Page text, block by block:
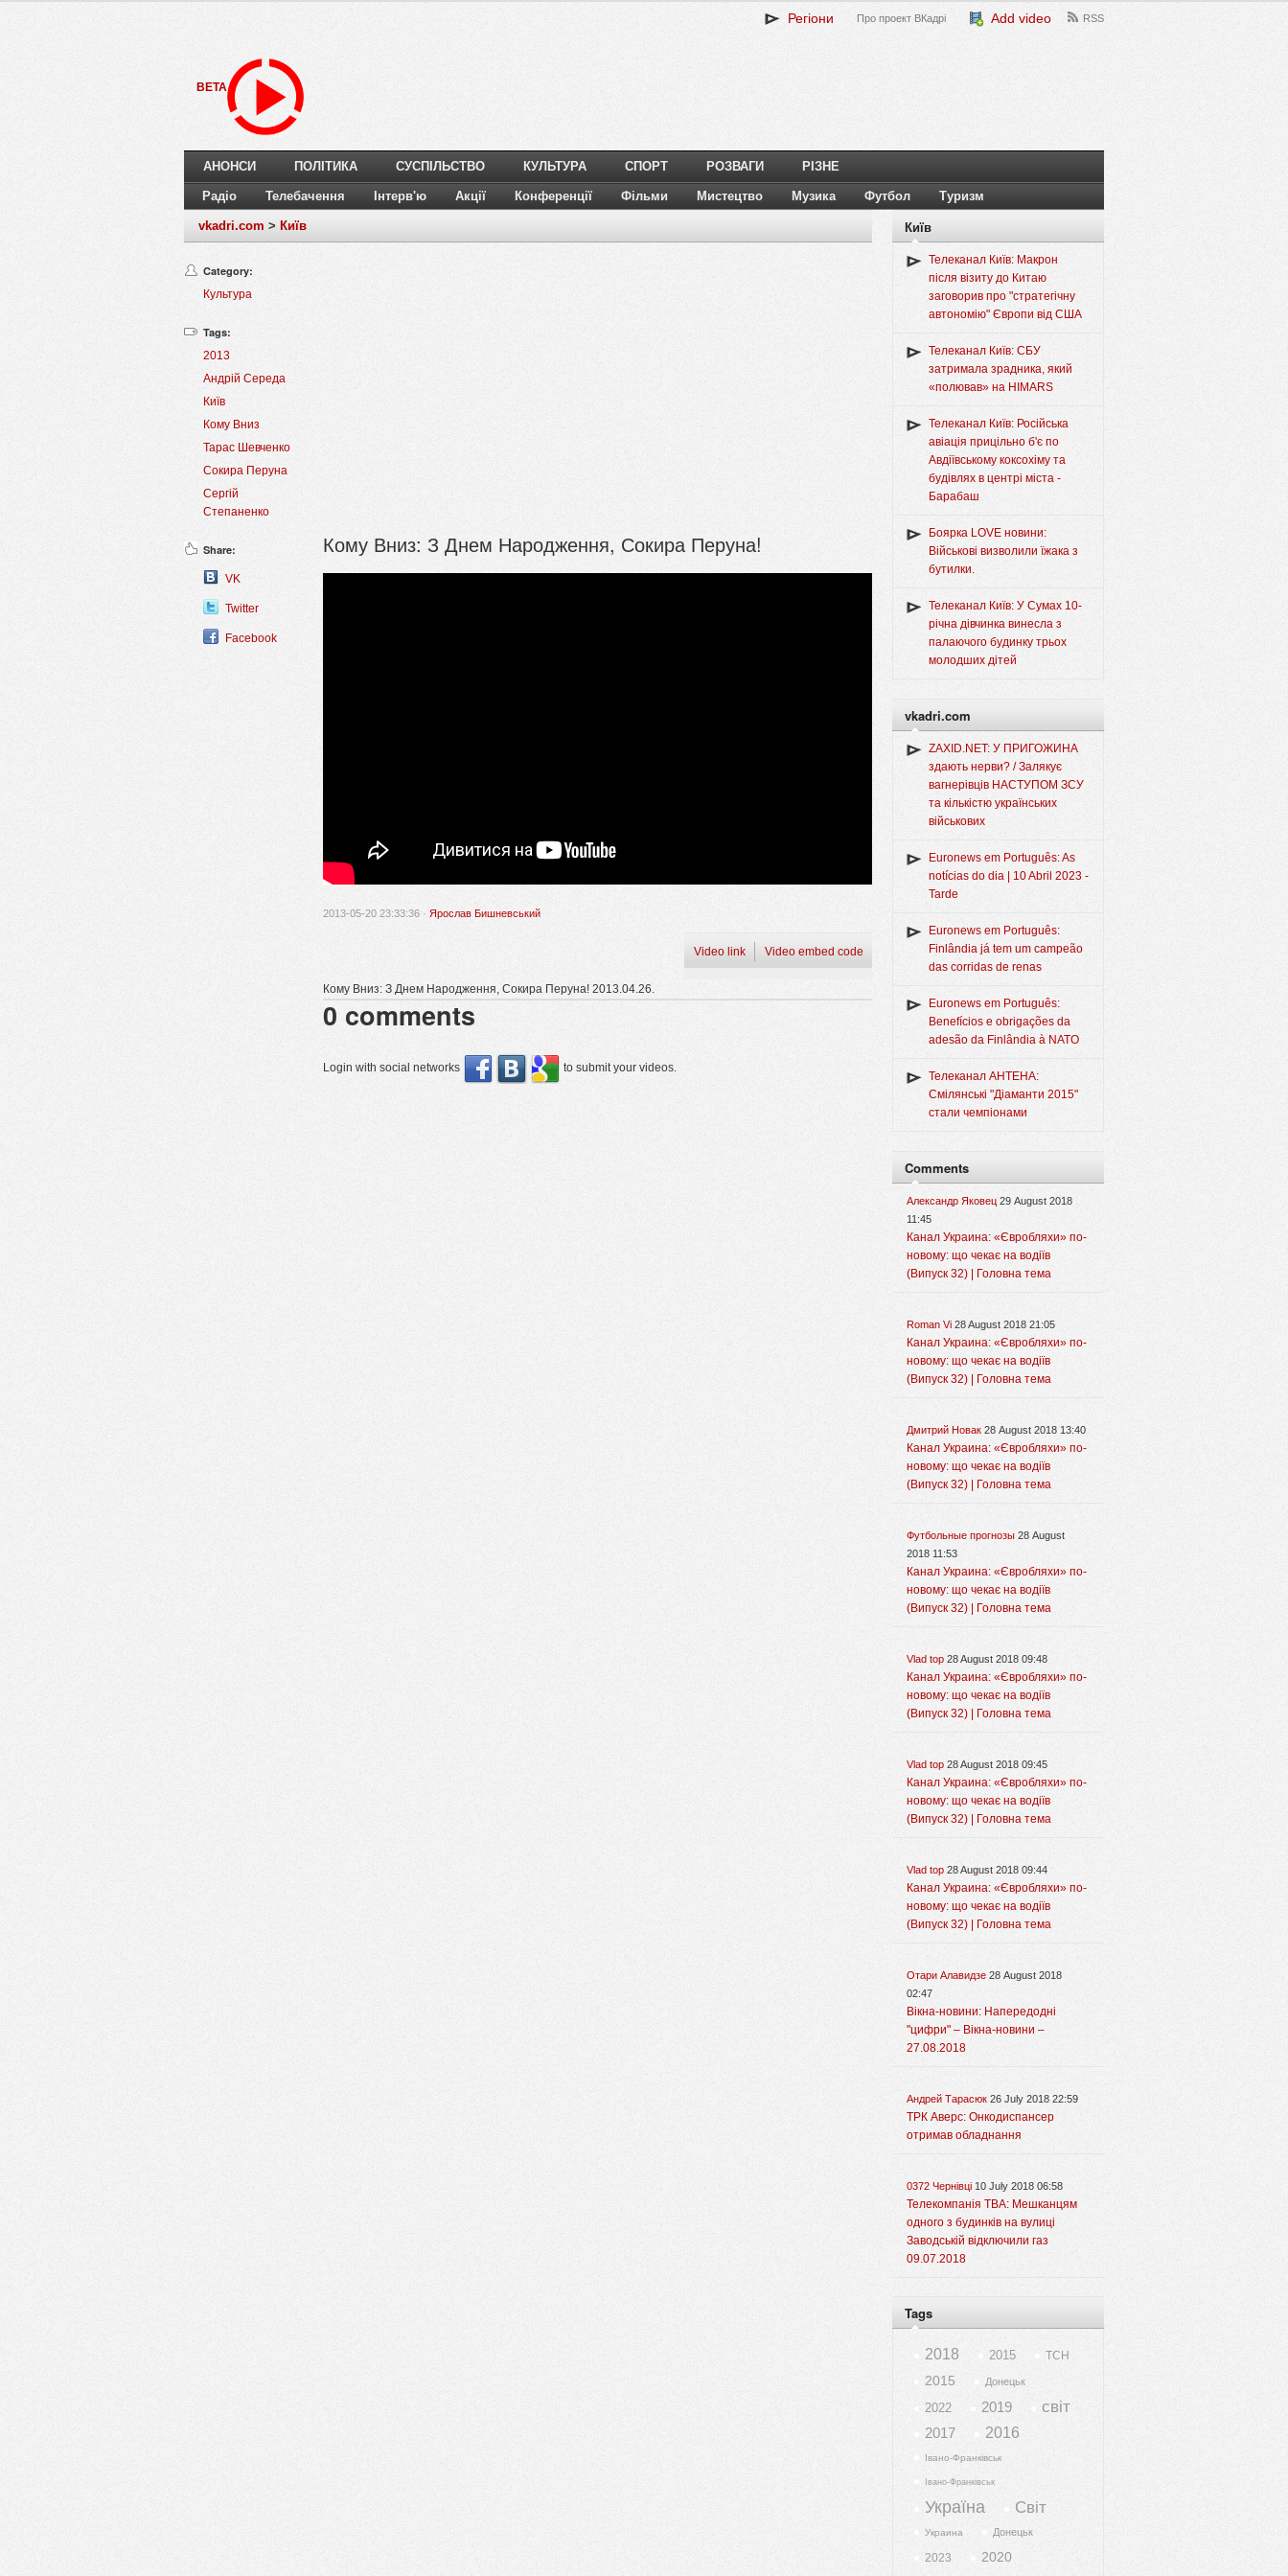
Регіони Про проект ВКадрі Add video RSS
BETA
АНОНСИ ПОЛІТИКА СУСПІЛЬСТВО КУЛЬТУРА СПОРТ РОЗВАГИ РІЗНЕ
Радіо Телебачення Інтерв'ю Акції Конференції Фільми Мистецтво Музика Футбол Туризм
vkadri.com > Київ
Category:
Культура
Tags:
2013
Андрій Середа
Київ
Кому Вниз
Тарас Шевченко
Сокира Перуна
Сергій
Степаненко
Share:
VK
Twitter
Facebook
Кому Вниз: З Днем Народження, Сокира Перуна!
2013-05-20 23:33:36 · Ярослав Бишневський
Video link Video embed code
Кому Вниз: З Днем Народження, Сокира Перуна! 2013.04.26.
0 comments
Login with social networks to submit your videos.
Київ
Телеканал Київ: Макрон
після візиту до Китаю
заговорив про "стратегічну
автономію" Європи від США
Телеканал Київ: СБУ
затримала зрадника, який
«полював» на HIMARS
Телеканал Київ: Російська
авіація прицільно б'є по
Авдіївському коксохіму та
будівлях в центрі міста -
Барабаш
Боярка LOVE новини:
Військові визволили їжака з
бутилки.
Телеканал Київ: У Сумах 10-
річна дівчинка винесла з
палаючого будинку трьох
молодших дітей
vkadri.com
ZAXID.NET: У ПРИГОЖИНА
здають нерви? / Залякує
вагнерівців НАСТУПОМ ЗСУ
та кількістю українських
військових
Euronews em Português: As
notícias do dia | 10 Abril 2023 -
Tarde
Euronews em Português:
Finlândia já tem um campeão
das corridas de renas
Euronews em Português:
Benefícios e obrigações da
adesão da Finlândia à NATO
Телеканал АНТЕНА:
Смілянські "Діаманти 2015"
стали чемпіонами
Comments
Александр Яковец 29 August 2018
11:45
Канал Украина: «Євробляхи» по-
новому: що чекає на водіїв
(Випуск 32) | Головна тема
Roman Vi 28 August 2018 21:05
Канал Украина: «Євробляхи» по-
новому: що чекає на водіїв
(Випуск 32) | Головна тема
Дмитрий Новак 28 August 2018 13:40
Канал Украина: «Євробляхи» по-
новому: що чекає на водіїв
(Випуск 32) | Головна тема
Футбольные прогнозы 28 August
2018 11:53
Канал Украина: «Євробляхи» по-
новому: що чекає на водіїв
(Випуск 32) | Головна тема
Vlad top 28 August 2018 09:48
Канал Украина: «Євробляхи» по-
новому: що чекає на водіїв
(Випуск 32) | Головна тема
Vlad top 28 August 2018 09:45
Канал Украина: «Євробляхи» по-
новому: що чекає на водіїв
(Випуск 32) | Головна тема
Vlad top 28 August 2018 09:44
Канал Украина: «Євробляхи» по-
новому: що чекає на водіїв
(Випуск 32) | Головна тема
Отари Алавидзе 28 August 2018
02:47
Вікна-новини: Напередодні
"цифри" – Вікна-новини –
27.08.2018
Андрей Тарасюк 26 July 2018 22:59
ТРК Аверс: Онкодиспансер
отримав обладнання
0372 Чернівці 10 July 2018 06:58
Телекомпанія ТВА: Мешканцям
одного з будинків на вулиці
Заводській відключили газ
09.07.2018
Tags
2018 2015 ТСН
2015 Донецьк
2022 2019 світ
2017 2016
Івано-Франківськ
Івано-Франківськ
Україна Світ
Украина Донецьк
2023 2020